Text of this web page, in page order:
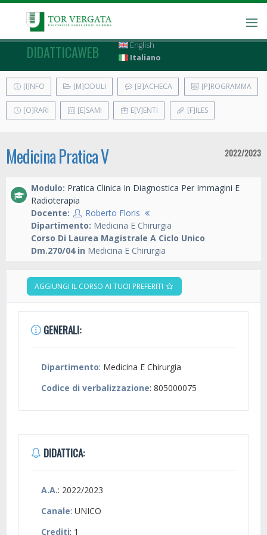
DIDATTICAWEB
English
Italiano
[I]NFO [M]ODULI [B]ACHECA [P]ROGRAMMA
[O]RARI [E]SAMI E[V]ENTI [F]ILES
Medicina Pratica V 2022/2023
Modulo: Pratica Clinica In Diagnostica Per Immagini E
Radioterapia
Docente:
Roberto Floris
Dipartimento: Medicina E Chirurgia
Corso Di Laurea Magistrale A Ciclo Unico
Dm.270/04 in Medicina E Chirurgia
AGGIUNGI IL CORSO AI TUOI PREFERITI
GENERALI:
Dipartimento: Medicina E Chirurgia
Codice di verbalizzazione: 805000075
DIDATTICA:
A.A.: 2022/2023
Canale: UNICO
Crediti: 1